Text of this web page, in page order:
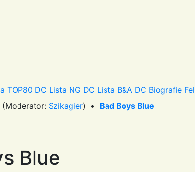
TOP80 DC Lista NG DC Lista B&A DC Biografie
(Moderator: Szikagier) • Bad Boys Blue
Blue